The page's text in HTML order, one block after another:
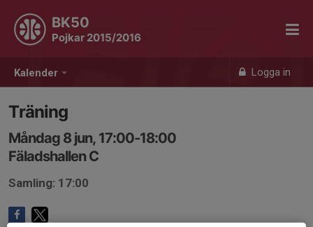
Kalender Logga in
BK50
Pojkar 2015/2016
Träning
Måndag 8 jun, 17:00-18:00
Fäladshallen C
Samling: 17:00